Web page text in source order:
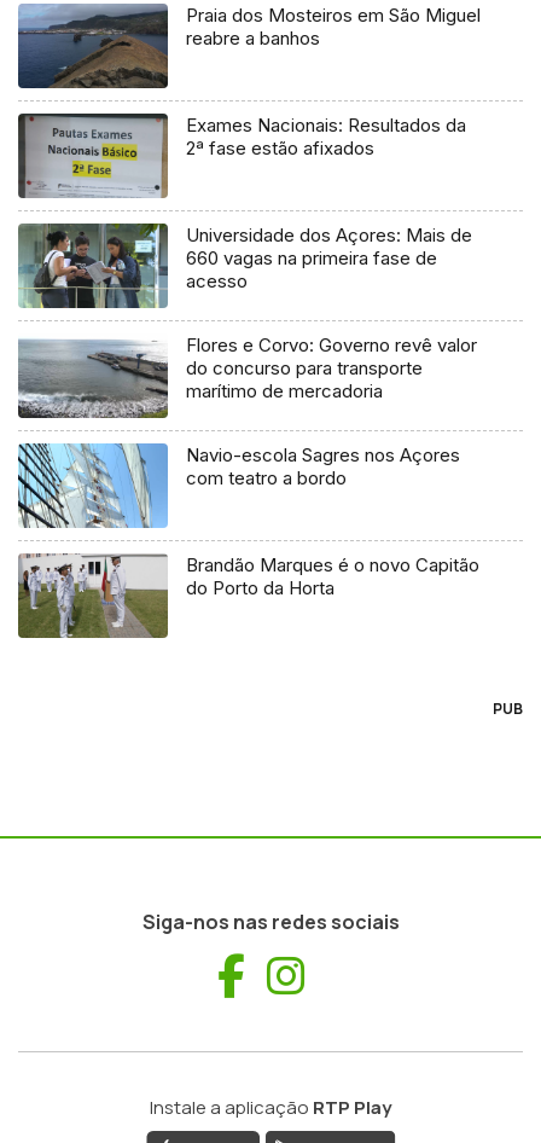
Praia dos Mosteiros em São Miguel
reabre a banhos
Exames Nacionais: Resultados da
2ª fase estão afixados
Universidade dos Açores: Mais de
660 vagas na primeira fase de
acesso
Flores e Corvo: Governo revê valor
do concurso para transporte
marítimo de mercadoria
Navio-escola Sagres nos Açores
com teatro a bordo
Brandão Marques é o novo Capitão
do Porto da Horta
PUB
Siga-nos nas redes sociais
Facebook
Instale a aplicação RTP Play